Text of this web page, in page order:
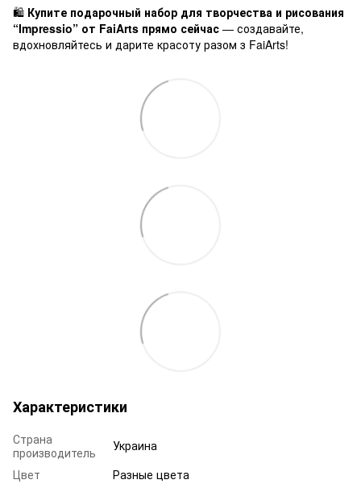
🛍️ Купите подарочный набор для творчества и рисования
“Impressio” от FaiArts прямо сейчас — создавайте,
вдохновляйтесь и дарите красоту разом з FaiArts!
Характеристики
Страна
производитель
Украина
Цвет
Разные цвета